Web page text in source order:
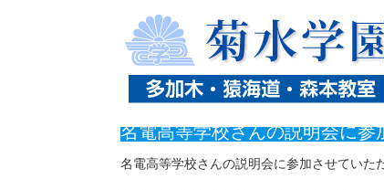
ホーム ニュース 名電高等学校さんの説明会
名電高等学校さんの説明会に
名電高等学校さんの説明会に参加させていた